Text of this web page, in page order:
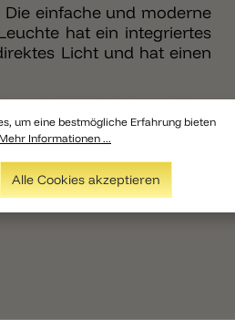
Die einfache und moderne
hat ein integriertes
Licht und hat einen
5568 ist die größere
in drei Farben erhältlich:
um eine bestmögliche Erfahrung bieten
Mehr Informationen ...
Alle Cookies akzeptieren